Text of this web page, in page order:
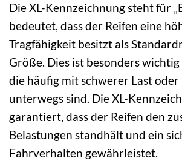
Die XL-Kennzeichnung steht für
bedeutet, dass der Reifen eine
Tragfähigkeit besitzt als
Größe. Dies ist besonders
die häufig mit schwerer Last oder
unterwegs sind. Die XL-
garantiert, dass der Reifen den
Belastungen standhält und ein
Fahrverhalten gewährleistet.